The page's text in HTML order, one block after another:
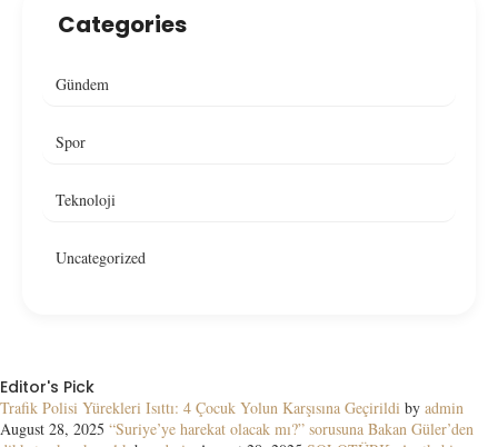
Categories
Gündem
Spor
Teknoloji
Uncategorized
Editor's Pick
Trafik Polisi Yürekleri Isıttı: 4 Çocuk Yolun Karşısına Geçirildi by admin
August 28, 2025 “Suriye’ye harekat olacak mı?” sorusuna Bakan Güler’den